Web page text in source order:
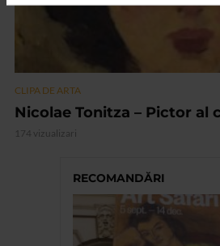
CLIPA DE ARTA
Nicolae Tonitza – Pictor al
174 vizualizari
RECOMANDĂRI